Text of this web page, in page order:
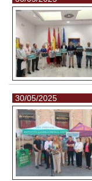
30/05/2025